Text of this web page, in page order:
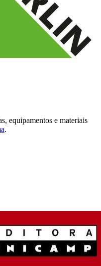
equipamentos e materiais
.